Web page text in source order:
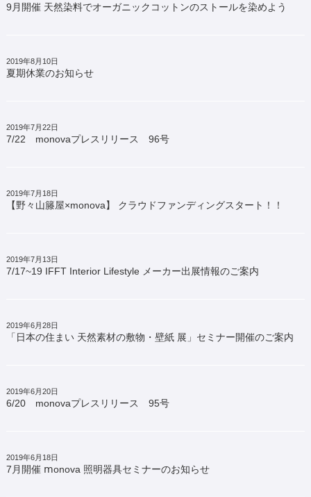
9月開催 天然染料でオーガニックコットンのストールを染めよう
2019年8月10日
夏期休業のお知らせ
2019年7月22日
7/22 monovaプレスリリース 96号
2019年7月18日
【野々山籐屋×monova】 クラウドファンディングスタート！！
2019年7月13日
7/17~19 IFFT Interior Lifestyle メーカー出展情報のご案内
2019年6月28日
「日本の住まい 天然素材の敷物・壁紙 展」セミナー開催のご案内
2019年6月20日
6/20 monovaプレスリリース 95号
2019年6月18日
7月開催 ⅿonova 照明器具セミナーのお知らせ